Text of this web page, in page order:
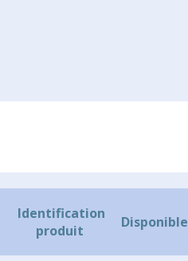
Identification
produit
Disponible